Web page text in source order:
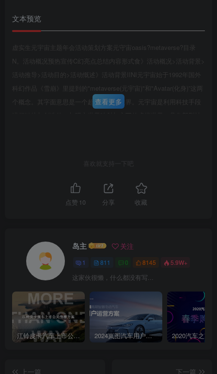
第6页 / 共34页
试读已结束，还剩
页，您可下载完整版后进行离
线阅读
文本预览
虚实生元宇宙主题年会活动策划方案元守宙oasis?metaverse?目录
N。活动概况预热宣传C幻亮点总结内容形式食》活动概况>活动背景>
活动推导>活动目的>活动慨述》活动背景IINI元宇宙始于1992年国外
科幻作品《雪崩》里提到的"metaverse(元宇宙)"和"Avatar(化身)”这两
个概念。其字面意思是一个超越宇宙的世界。元宇宙是利用科技手段
进行链接与创造的，与现实世界映射与交互的虚拟世界，具备新型社
元宇宙，让超次元的浪潮兴起，让世界充满趣味和惊喜。NII
查看更多
喜欢就支持一下吧
点赞 10 分享 收藏
岛主 关注
1 811 0 8145 5.9W+
这家伙很懒，什么都没有写...
江铃皮卡汽车上市公关传播策划案 2024岚图汽车用户运营方案
上一篇
下一篇